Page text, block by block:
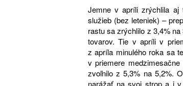
Jemne v apríli zrýchlila aj
služieb (bez leteniek) –
rastu sa zrýchlilo z 3,4%
tovarov. Tie v apríli v
z apríla minulého roka sa
v priemere
zvoľnilo z 5,3% na 5,2%.
narážať na svoj strop a i